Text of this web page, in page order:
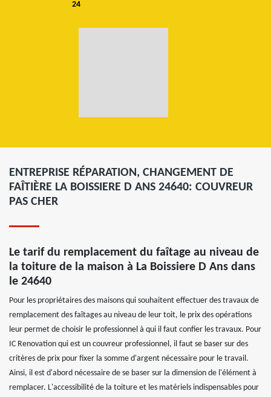
24
ENTREPRISE RÉPARATION, CHANGEMENT DE
FAÎTIÈRE LA BOISSIERE D ANS 24640: COUVREUR
PAS CHER
Le tarif du remplacement du faîtage au niveau de
la toiture de la maison à La Boissiere D Ans dans
le 24640
Pour les propriétaires des maisons qui souhaitent effectuer des travaux de
remplacement des faîtages au niveau de leur toit, le prix des opérations
leur permet de choisir le professionnel à qui il faut confier les travaux. Pour
IC Renovation qui est un couvreur professionnel, il faut se baser sur des
critères de prix pour fixer la somme d'argent nécessaire pour le travail.
Ainsi, il est d'abord nécessaire de se baser sur la dimension de l'élément à
remplacer. L'accessibilité de la toiture et les matériels indispensables pour